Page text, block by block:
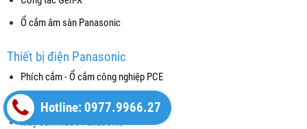
Ổ cắm âm sàn Panasonic
Thiết bị điện Panasonic
Phích cắm - Ổ cắm công nghiệp PCE
Thiết bị đóng cắt (CB)
Máy bơm nước Panasonic
Hotline: 0977.9966.27